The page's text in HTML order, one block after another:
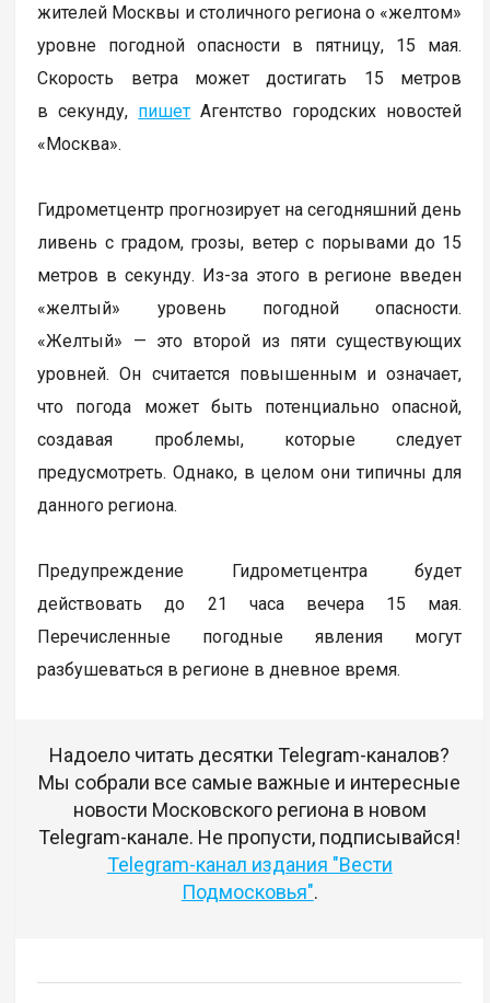
жителей Москвы и столичного региона о «желтом»
уровне погодной опасности в пятницу, 15 мая.
Скорость ветра может достигать 15 метров
в секунду, пишет Агентство городских новостей
«Москва».
Гидрометцентр прогнозирует на сегодняшний день
ливень с градом, грозы, ветер с порывами до 15
метров в секунду. Из-за этого в регионе введен
«желтый» уровень погодной опасности.
«Желтый» — это второй из пяти существующих
уровней. Он считается повышенным и означает,
что погода может быть потенциально опасной,
создавая проблемы, которые следует
предусмотреть. Однако, в целом они типичны для
данного региона.
Предупреждение Гидрометцентра будет
действовать до 21 часа вечера 15 мая.
Перечисленные погодные явления могут
разбушеваться в регионе в дневное время.
Надоело читать десятки Telegram-каналов?
Мы собрали все самые важные и интересные
новости Московского региона в новом
Telegram-канале. Не пропусти, подписывайся!
Telegram-канал издания "Вести
Подмосковья".